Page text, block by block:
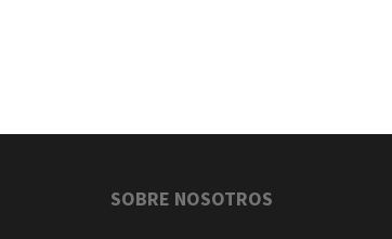
NavegaciónSOBRE NOSOTROS